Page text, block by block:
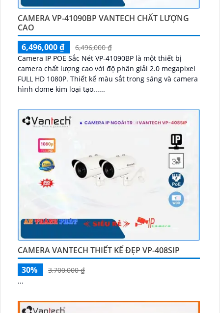
CAMERA VP-41090BP VANTECH CHẤT LƯỢNG
CAO
6,496,000 ₫
6,496,000 ₫
Camera IP POE Sắc Nét VP-41090BP là một thiết bị
camera chất lượng cao với độ phân giải 2.0 megapixel
FULL HD 1080P. Thiết kế màu sắt trong sáng và camera
hình dome kim loại tạo......
CAMERA VANTECH THIẾT KẾ ĐẸP VP-408SIP
30%
3,700,000 ₫
...